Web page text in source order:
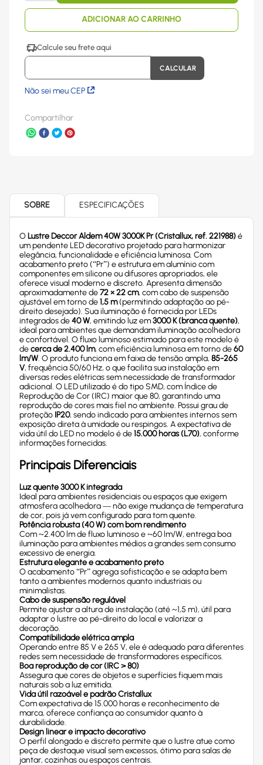
ADICIONAR AO CARRINHO
Não sei meu CEP
Compartilhar
SOBRE ESPECIFICAÇÕES
OLustre Deccor Aldem 40W 3000K Pr (Cristallux, ref. 221988)é
um pendente LED decorativo projetado para harmonizar
elegância, funcionalidade e eficiência luminosa. Com
acabamento preto (“Pr”) e estrutura em alumínio com
componentes em silicone ou difusores apropriados, ele
oferece visual moderno e discreto. Apresenta dimensão
aproximadamente de72 × 22 cm, com cabo de suspensão
ajustável em torno de1,5 m(permitindo adaptação ao pé-
direito desejado). Sua iluminação é fornecida por LEDs
integrados de40 W, emitindo luz em3000 K (branca quente),
ideal para ambientes que demandam iluminação acolhedora
e confortável. O fluxo luminoso estimado para este modelo é
decerca de 2.400 lm, com eficiência luminosa em torno de60
lm/W. O produto funciona em faixa de tensão ampla, 85-265
V, frequência 50/60 Hz, o que facilita sua instalação em
diversas redes elétricas sem necessidade de transformador
adicional. O LED utilizado é do tipo SMD, com Índice de
Reprodução de Cor (IRC) maior que 80, garantindo uma
reprodução de cores mais fiel no ambiente. Possui grau de
proteção IP20, sendo indicado para ambientes internos sem
exposição direta à umidade ou respingos. A expectativa de
vida útil do LED no modelo é de15.000 horas (L70), conforme
informações fornecidas.
Principais Diferenciais
Luz quente 3000 K integrada
Ideal para ambientes residenciais ou espaços que exigem
atmosfera acolhedora — não exige mudança de temperatura
de cor, pois já vem configurado para tom quente.
Potência robusta (40 W) com bom rendimento
Com ~2.400 lm de fluxo luminoso e ~60 lm/W, entrega boa
iluminação para ambientes médios a grandes sem consumo
excessivo de energia.
Estrutura elegante e acabamento preto
O acabamento “Pr” agrega sofisticação e se adapta bem
tanto a ambientes modernos quanto industriais ou
minimalistas.
Cabo de suspensão regulável
Permite ajustar a altura de instalação (até ~1,5 m), útil para
adaptar o lustre ao pé-direito do local e valorizar a
decoração.
Compatibilidade elétrica ampla
Operando entre 85 V e 265 V, ele é adequado para diferentes
redes sem necessidade de transformadores específicos.
Boa reprodução de cor (IRC > 80)
Assegura que cores de objetos e superfícies fiquem mais
naturais sob a luz emitida.
Vida útil razoável e padrão Cristallux
Com expectativa de 15.000 horas e reconhecimento de
marca, oferece confiança ao consumidor quanto à
durabilidade.
Design linear e impacto decorativo
O perfil alongado e discreto permite que o lustre atue como
peça de destaque visual sem excessos, ótimo para salas de
jantar, cozinhas ou espaços centrais.